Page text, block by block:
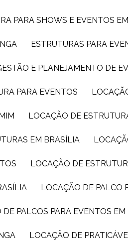
PARA SHOWS E EVENTOS
ESTRUTURAS PARA
GESTÃO E PLANEJAMENTO DE
PARA EVENTOS
LOCAÇÃO DE
EM BRASÍLIA
LOCAÇÃO DE
LOCAÇÃO DE PALCO
DE PALCOS PARA EVENTOS
LOCAÇÃO DE